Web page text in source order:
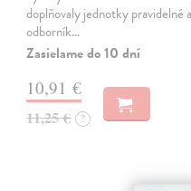
doplňovaly jednotky
odborník…
Zasielame do 10 dní
10,91 €
11,25 € ?